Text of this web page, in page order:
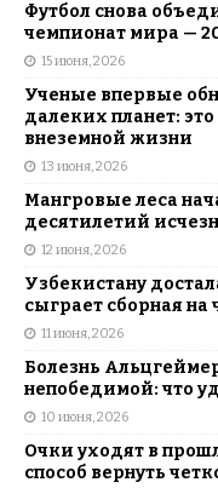
Футбол снова
чемпионат мира —
15 июня, 2026
Ученые впервые
далеких планет:
внеземной жизни
13 июня, 2026
Мангровые леса
десятилетий
12 июня, 2026
Узбекистану
сыграет сборная
11 июня, 2026
Болезнь
непобедимой: что
10 июня, 2026
Очки уходят в
способ вернуть